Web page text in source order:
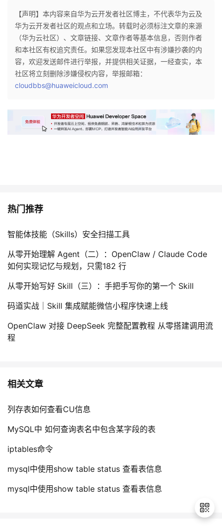
【声明】本内容来自华为云开发者社区博主，不代表华为云及
华为云开发者社区的观点和立场。转载时必须标注文章的来源
（华为云社区）、文章链接、文章作者等基本信息，否则作者
和本社区有权追究责任。如果您发现本社区中有涉嫌抄袭的内
容，欢迎发送邮件进行举报，并提供相关证据，一经查实，本
社区将立刻删除涉嫌侵权内容，举报邮箱：
cloudbbs@huaweicloud.com
热门推荐
智能体技能（Skills）安全扫描工具
从零开始理解 Agent（二）：OpenClaw / Claude Code
如何实现记忆与规划，只需182 行
从零开始写好 Skill（三）：手把手写你的第一个 Skill
码道实战｜Skill 集成赋能微信小程序快速上线
OpenClaw 对接 DeepSeek 完整配置教程 从零搭建调用流
程
相关文章
列存表如何查看CU信息
MySQL中 如何查询表名中包含某字段的表
iptables命令
mysql中使用show table status 查看表信息
mysql中使用show table status 查看表信息